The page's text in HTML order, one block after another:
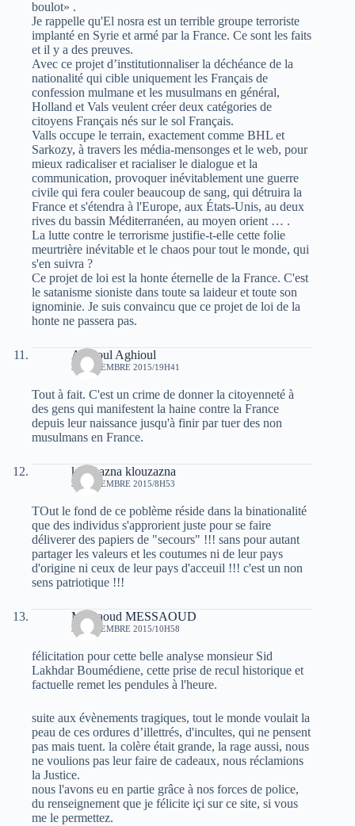
boulot» .
Je rappelle qu'El nosra est un terrible groupe terroriste
implanté en Syrie et armé par la France. Ce sont les faits
et il y a des preuves.
Avec ce projet d’institutionnaliser la déchéance de la
nationalité qui cible uniquement les Français de
confession mulmane et les musulmans en général,
Holland et Vals veulent créer deux catégories de
citoyens Français nés sur le sol Français.
Valls occupe le terrain, exactement comme BHL et
Sarkozy, à travers les média-mensonges et le web, pour
mieux radicaliser et racialiser le dialogue et la
communication, provoquer inévitablement une guerre
civile qui fera couler beaucoup de sang, qui détruira la
France et s'étendra à l'Europe, aux États-Unis, au deux
rives du bassin Méditerranéen, au moyen orient … .
La lutte contre le terrorisme justifie-t-elle cette folie
meurtrière inévitable et le chaos pour tout le monde, qui
s'en suivra ?
Ce projet de loi est la honte éternelle de la France. C'est
le satanisme sioniste dans toute sa laideur et toute son
ignominie. Je suis convaincu que ce projet de loi de la
honte ne passera pas.
Aghioul Aghioul
30 DÉCEMBRE 2015/19H41
Tout à fait. C'est un crime de donner la citoyenneté à
des gens qui manifestent la haine contre la France
depuis leur naissance jusqu'à finir par tuer des non
musulmans en France.
klouzazna klouzazna
31 DÉCEMBRE 2015/8H53
TOut le fond de ce poblème réside dans la binationalité
que des individus s'approrient juste pour se faire
déliverer des papiers de "secours" !!! sans pour autant
partager les valeurs et les coutumes ni de leur pays
d'origine ni ceux de leur pays d'acceuil !!! c'est un non
sens patriotique !!!
Messaoud MESSAOUD
31 DÉCEMBRE 2015/10H58
félicitation pour cette belle analyse monsieur Sid
Lakhdar Boumédiene, cette prise de recul historique et
factuelle remet les pendules à l'heure.
suite aux évènements tragiques, tout le monde voulait la
peau de ces ordures d’illettrés, d'incultes, qui ne pensent
pas mais tuent. la colère était grande, la rage aussi, nous
ne voulions pas leur faire de cadeaux, nous réclamions
la Justice.
nous l'avons eu en partie grâce à nos forces de police,
du renseignement que je félicite içi sur ce site, si vous
me le permettez.